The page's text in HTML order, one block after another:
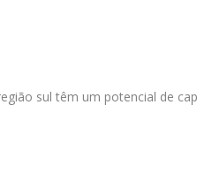
sul têm um potencial de